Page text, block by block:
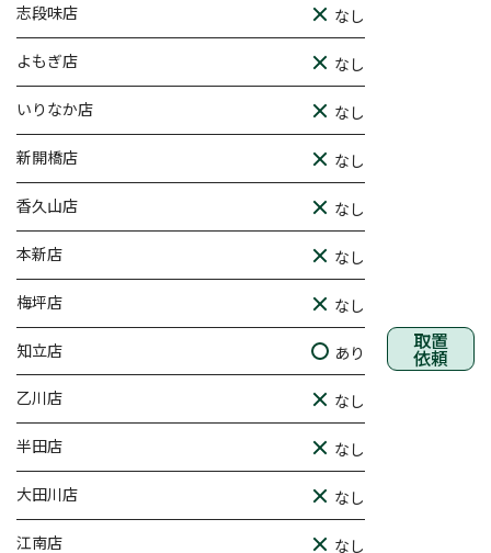
志段味店 なし
よもぎ店 なし
いりなか店 なし
新開橋店 なし
香久山店 なし
本新店 なし
梅坪店 なし
知立店 あり 取置
依頼
乙川店 なし
半田店 なし
大田川店 なし
江南店 なし